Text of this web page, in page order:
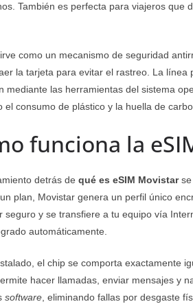
También es perfecta para viajeros que
como un mecanismo de seguridad
la tarjeta para evitar el rastreo. La
mediante las herramientas del sistema
el consumo de plástico y la huella de
funciona la
detrás de qué es eSIM Movistarse
plan, Movistar genera un perfil único
seguro y se transfiere a tu equipo vía
automáticamente.
el chip se comporta exactamente
hacer llamadas, enviar mensajes y
software , eliminando fallas por desgaste